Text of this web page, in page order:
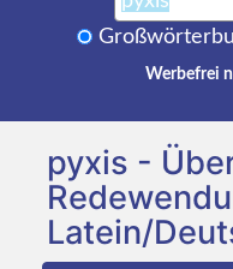
Werbefrei
pyxis -
Latein/